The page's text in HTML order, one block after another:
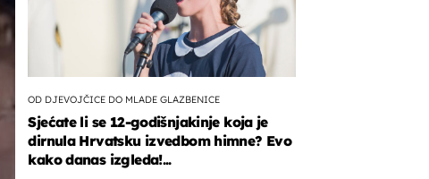
OD DJEVOJČICE DO MLADE GLAZBENICE
Sjećate li se 12-godišnjakinje koja je
dirnula Hrvatsku izvedbom himne? Evo
kako danas izgleda!...